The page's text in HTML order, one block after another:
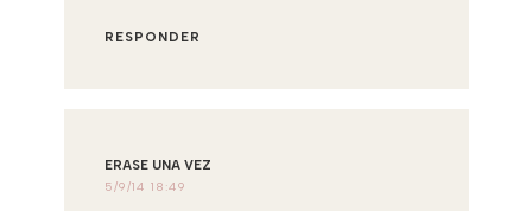
RESPONDER
ERASE UNA VEZ
5/9/14 18:49